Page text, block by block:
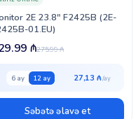
2E 23.8″ F2425B (2E-
01.EU)
275.99₼
₼
6 ay 12 ay 27,13 ₼
Səbətə əlavə et